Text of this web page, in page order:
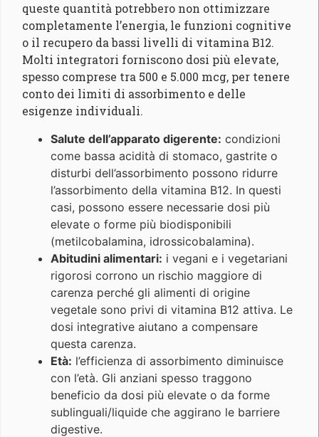
queste quantità potrebbero non ottimizzare
completamente l’energia, le funzioni cognitive
o il recupero da bassi livelli di vitamina B12.
Molti integratori forniscono dosi più elevate,
spesso comprese tra 500 e 5.000 mcg, per tenere
conto dei limiti di assorbimento e delle
esigenze individuali.
Salute dell’apparato digerente: condizioni
come bassa acidità di stomaco, gastrite o
disturbi dell’assorbimento possono ridurre
l’assorbimento della vitamina B12. In questi
casi, possono essere necessarie dosi più
elevate o forme più biodisponibili
(metilcobalamina, idrossicobalamina).
Abitudini alimentari: i vegani e i vegetariani
rigorosi corrono un rischio maggiore di
carenza perché gli alimenti di origine
vegetale sono privi di vitamina B12 attiva. Le
dosi integrative aiutano a compensare
questa carenza.
Età: l’efficienza di assorbimento diminuisce
con l’età. Gli anziani spesso traggono
beneficio da dosi più elevate o da forme
sublinguali/liquide che aggirano le barriere
digestive.